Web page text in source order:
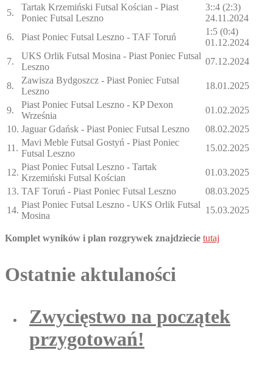
5.
Tartak Krzemiński Futsal Kościan - Piast
Poniec Futsal Leszno
3::4 (2:3)
24.11.2024
6.
Piast Poniec Futsal Leszno - TAF Toruń
1:5 (0:4)
01.12.2024
7.
UKS Orlik Futsal Mosina - Piast Poniec Futsal
Leszno
07.12.2024
8.
Zawisza Bydgoszcz - Piast Poniec Futsal
Leszno
18.01.2025
9.
Piast Poniec Futsal Leszno - KP Dexon
Września
01.02.2025
10. Jaguar Gdańsk - Piast Poniec Futsal Leszno
08.02.2025
11.
Mavi Meble Futsal Gostyń - Piast Poniec
Futsal Leszno
15.02.2025
12.
Piast Poniec Futsal Leszno - Tartak
Krzemiński Futsal Kościan
01.03.2025
13. TAF Toruń - Piast Poniec Futsal Leszno
08.03.2025
14.
Piast Poniec Futsal Leszno - UKS Orlik Futsal
Mosina
15.03.2025
Komplet wyników i plan rozgrywek znajdziecie tutaj
Ostatnie aktulaności
Zwycięstwo na początek
przygotowań!